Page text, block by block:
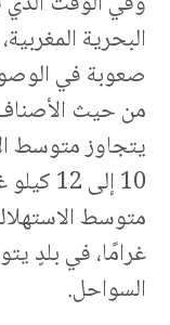
البحرية
صعوبة في
من حيث
يتجاوز متوسط
10
السواحل.